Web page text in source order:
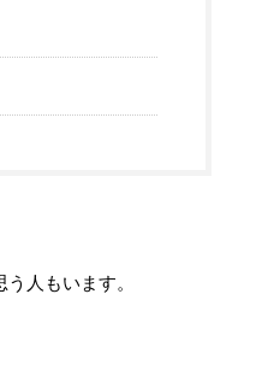
人もいます。